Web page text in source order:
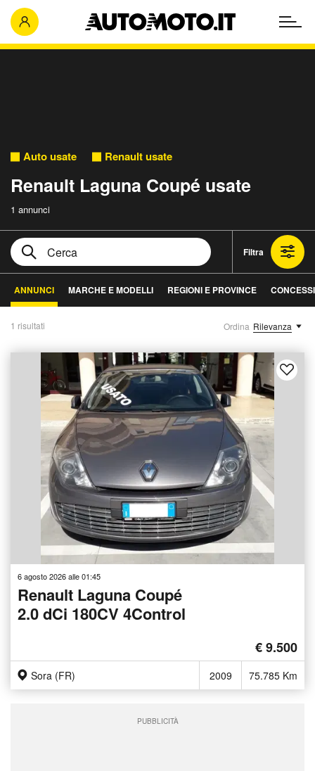
Auto usate Renault usate
Renault Laguna Coupé usate
1 annunci
Filtra
ANNUNCI MARCHE E MODELLI REGIONI E PROVINCE
1 risultati Ordina Rilevanza
6 agosto 2026 alle 01:45
Renault Laguna Coupé
2.0 dCi 180CV 4Control
€ 9.500
Sora (FR) 2009 75.785 Km
PUBBLICITÀ